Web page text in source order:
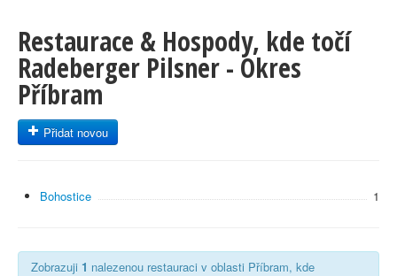
Restaurace & Hospody, kde točí
Radeberger Pilsner - Okres
Příbram
Přidat novou
Bohostice 1
Zobrazuji 1 nalezenou restauraci v oblasti Příbram, kde